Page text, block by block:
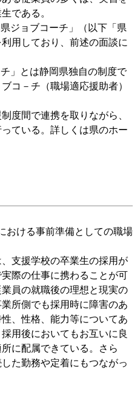
である。
ジョブコーチ」（以下「県
用しており、前述の面談に
」とは静岡県独自の制度で
コ－チ（職場適応援助者）
で連携を取りながら、
ている。詳しくは県のホー
おける事前準備としての職場
支援学校の卒業生の採用が
際の仕事に携わることが可
員の就職後の理想と現実の
所側でも採用時に障害のあ
、性格、能力等についてあ
用後においてもお互いに良
に配属できている。さら
た勤務や定着にもつながっ